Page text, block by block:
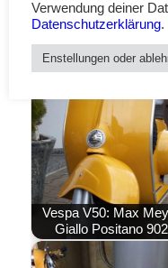
Fotos:vesbar
Vespa V50: Max
Giallo Positano 902
Verwendung deiner
Datenschutzerklärung.
Enstellungen oder